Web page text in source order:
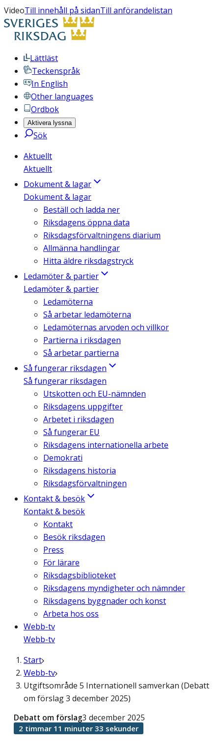
VideoTill innehåll på sidanTill anförandelistan
Lättläst
Teckenspråk
In English
Other languages
Ordbok
Aktivera lyssna
Sök
Aktuellt
Aktuellt
Dokument & lagar
Dokument & lagar
Beställ och ladda ner
Riksdagens öppna data
Riksdagsförvaltningens diarium
Allmänna handlingar
Hitta äldre riksdagstryck
Ledamöter & partier
Ledamöter & partier
Ledamöterna
Så arbetar ledamöterna
Ledamöternas arvoden och villkor
Partierna i riksdagen
Så arbetar partierna
Så fungerar riksdagen
Så fungerar riksdagen
Utskotten och EU-nämnden
Riksdagens uppgifter
Arbetet i riksdagen
Så fungerar EU
Riksdagens internationella arbete
Demokrati
Riksdagens historia
Riksdagsförvaltningen
Kontakt & besök
Kontakt & besök
Kontakt
Besök riksdagen
Press
För lärare
Riksdagsbiblioteket
Riksdagens myndigheter och nämnder
Riksdagens byggnader och konst
Arbeta hos oss
Webb-tv
Webb-tv
Start
Webb-tv
Utgiftsområde 5 Internationell samverkan (Debatt
om förslag 3 december 2025)
Debatt om förslag3 december 2025
2 timmar 11 minuter 33 sekunder